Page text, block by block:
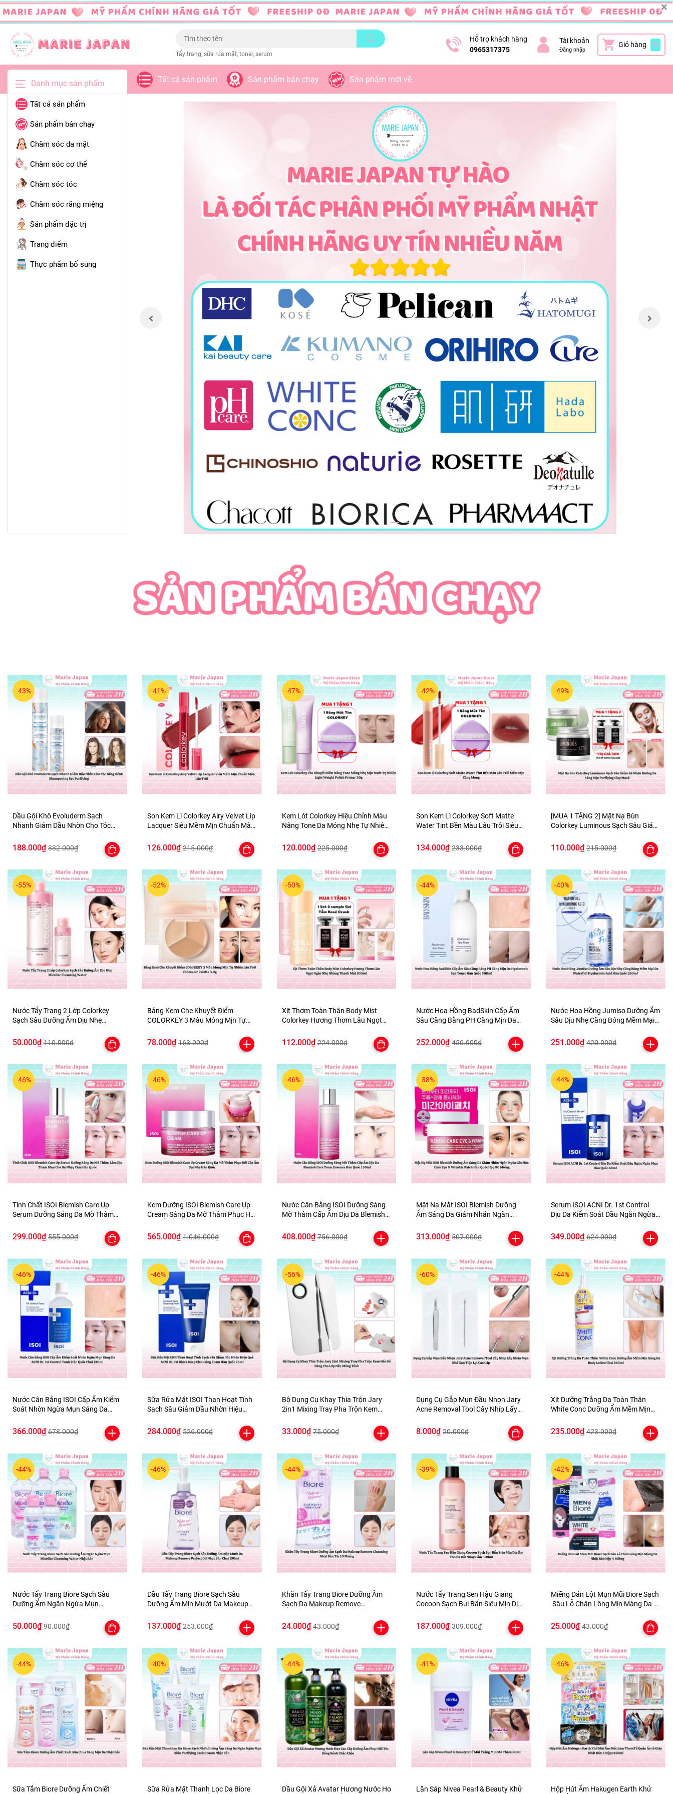
×
Tẩy trang, sữa rửa mặt, toner, serum
Hỗ trợ khách hàng
0965317375
Tài khoản
Đăng nhập
Giỏ hàng 0
Danh mục sản phẩm Tất cả sản phẩm Sản phẩm bán chạy Sản phẩm mới về
Tất cả sản phẩm
Sản phẩm bán chạy
Chăm sóc da mặt
Chăm sóc cơ thể
Chăm sóc tóc
Chăm sóc răng miệng
Sản phẩm đặc trị
Trang điểm
Thực phẩm bổ sung
-43%
Dầu Gội Khô Evoluderm Sạch
Nhanh Giảm Dầu Nhờn Cho Tóc
Purifying
188.000₫ 332.000₫
-41%
Son Kem Lì Colorkey Airy Velvet Lip
Lacquer Siêu Mềm Mịn Chuẩn Màu
126.000₫ 215.000₫
-47%
Kem Lót Colorkey Hiệu Chỉnh Màu
Nâng Tone Da Mỏng Nhẹ Tự Nhiên
TẶNG 1 BÔNG MÚT TÍM
120.000₫ 225.000₫
-42%
Son Kem Lì Colorkey Soft Matte
Water Tint Bền Màu Lâu Trôi Siêu
134.000₫ 233.000₫
-49%
[MUA 1 TẶNG 2] Mặt Nạ Bùn
Colorkey Luminous Sạch Sâu Giảm
Purifying Clay Mask - TẶNG SET
SAMPLE 2 GEL TẮM
110.000₫ 215.000₫
-55%
Nước Tẩy Trang 2 Lớp Colorkey
Sạch Sâu Dưỡng Ẩm Dịu Nhẹ
50.000₫ 110.000₫
-52%
Bảng Kem Che Khuyết Điểm
COLORKEY 3 Màu Mỏng Mịn Tự
3.9g
78.000₫ 163.000₫
-50%
Xịt Thơm Toàn Thân Body Mist
Colorkey Hương Thơm Lâu Ngọt
100ml
112.000₫ 224.000₫
-44%
Nước Hoa Hồng BadSkin Cấp Ẩm
Sâu Căng Bằng PH Căng Mịn Da
500ml
252.000₫ 450.000₫
-40%
Nước Hoa Hồng Jumiso Dưỡng Ẩm
Sâu Dịu Nhẹ Căng Bóng Mềm Mại
Quốc 250ml
251.000₫ 420.000₫
-46%
Tinh Chất ISOI Blemish Care Up
Serum Dưỡng Sáng Da Mờ Thâm
Cảm Hàn Quốc
299.000₫ 555.000₫
-46%
Kem Dưỡng ISOI Blemish Care Up
Cream Sáng Da Mờ Thâm Phục Hồi
565.000₫ 1.046.000₫
-46%
Nước Cân Bằng ISOI Dưỡng Sáng
Mờ Thâm Cấp Ẩm Dịu Da Blemish
130ml
408.000₫ 756.000₫
-38%
Mặt Nạ Mắt ISOI Blemish Dưỡng
Ẩm Sáng Da Giảm Nhăn Ngăn
Patch Hàn Quốc Hộp 90 Miếng
313.000₫ 507.000₫
-44%
Serum ISOI ACNI Dr. 1st Control
Dịu Da Kiểm Soát Dầu Ngăn Ngừa
349.000₫ 624.000₫
-46%
Nước Cân Bằng ISOI Cấp Ẩm Kiểm
Soát Nhờn Ngừa Mụn Sáng Da
Quốc Chai 130ml
366.000₫ 678.000₫
-46%
Sữa Rửa Mặt ISOI Than Hoạt Tính
Sạch Sâu Giảm Dầu Nhờn Hiệu
Cleansing Foam Hàn Quốc 75ml
284.000₫ 526.000₫
-56%
Bộ Dụng Cụ Khay Thìa Trộn Jary
2in1 Mixing Tray Pha Trộn Kem
Tênh
33.000₫ 75.000₫
-60%
Dụng Cụ Gắp Mụn Đầu Nhọn Jary
Acne Removal Tool Cây Nhíp Lấy
Cấp
8.000₫ 20.000₫
-44%
Xịt Dưỡng Trắng Da Toàn Thân
White Conc Dưỡng Ẩm Mềm Mịn
235.000₫ 423.000₫
-44%
Nước Tẩy Trang Biore Sạch Sâu
Dưỡng Ẩm Ngăn Ngừa Mụn
50.000₫ 90.000₫
-46%
Dầu Tẩy Trang Biore Sạch Sâu
Dưỡng Ẩm Mịn Mướt Da Makeup
150ml
137.000₫ 253.000₫
-44%
Khăn Tẩy Trang Biore Dưỡng Ẩm
Sạch Da Makeup Remove
24.000₫ 43.000₫
-39%
Nước Tẩy Trang Sen Hậu Giang
Cocoon Sạch Bụi Bẩn Siêu Mịn Dịu
187.000₫ 309.000₫
-42%
Miếng Dán Lột Mụn Mũi Biore Sạch
Sâu Lỗ Chân Lông Mịn Màng Da N
25.000₫ 43.000₫
-44%
Sữa Tắm Biore Dưỡng Ẩm Chiết
-40%
Sữa Rửa Mặt Thanh Lọc Da Biore
-44%
Dầu Gội Xả Avatar Hương Nước Ho
-41%
Lăn Sáp Nivea Pearl & Beauty Khử
-46%
Hộp Hút Ẩm Hakugen Earth Khử